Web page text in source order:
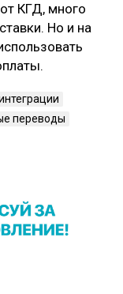
КГД, много
Но и на
переводы